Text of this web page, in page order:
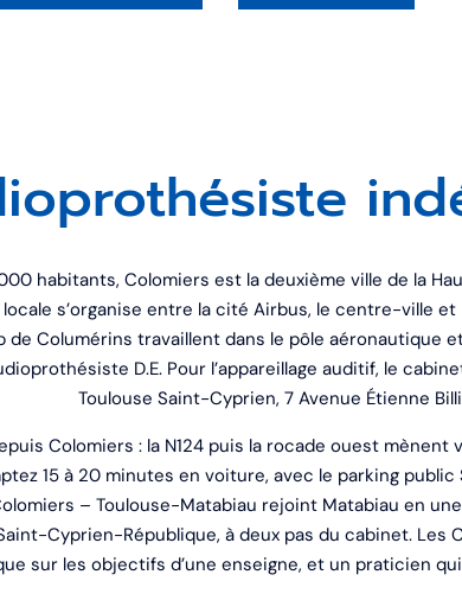
habitants, Colomiers est la deuxième ville de la
s’organise entre la cité Airbus, le centre-ville et
de Columérins travaillent dans le pôle
D.E. Pour l’appareillage auditif, le
Toulouse Saint-Cyprien, 7 Avenue Étienne
Colomiers : la N124 puis la rocade ouest
15 à 20 minutes en voiture, avec le parking
– Toulouse-Matabiau rejoint Matabiau en
Cyprien-République, à deux pas du cabinet.
sur les objectifs d’une enseigne, et un praticien